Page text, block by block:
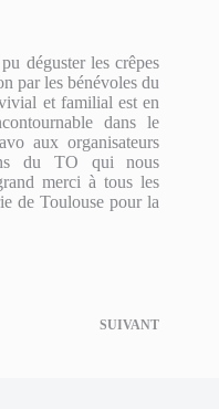
déguster les crêpes
par les bénévoles du
et familial est en
dans le
aux organisateurs
du TO qui nous
merci à tous les
de Toulouse pour la
SUIVANT